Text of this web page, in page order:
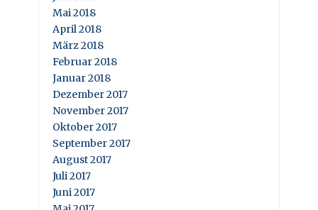
Mai 2018
April 2018
März 2018
Februar 2018
Januar 2018
Dezember 2017
November 2017
Oktober 2017
September 2017
August 2017
Juli 2017
Juni 2017